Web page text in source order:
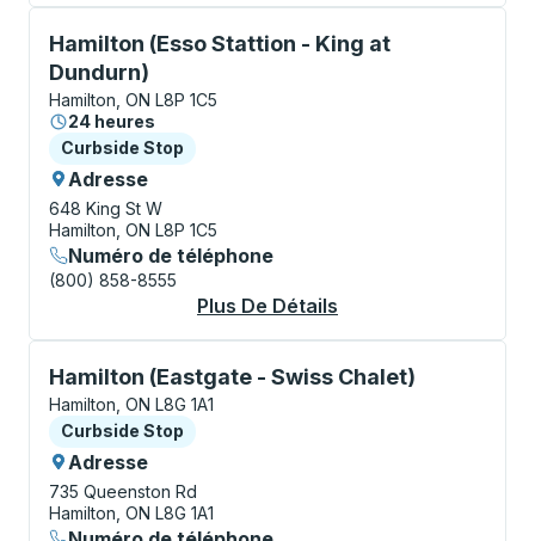
Hamilton (Esso Stattion - King at
Dundurn)
Curbside Stop, utilisez les touches fléchées ou la
Hamilton, ON L8P 1C5
24 heures
Curbside Stop
Curbside Stop
Adresse
648 King St W
Hamilton, ON L8P 1C5
Numéro de téléphone
(800) 858-8555
Plus De Détails
Hamilton (Eastgate - Swiss Chalet)
Curbside Stop, utilisez les touches fléchées ou la
Hamilton, ON L8G 1A1
Curbside Stop
Curbside Stop
Adresse
735 Queenston Rd
Hamilton, ON L8G 1A1